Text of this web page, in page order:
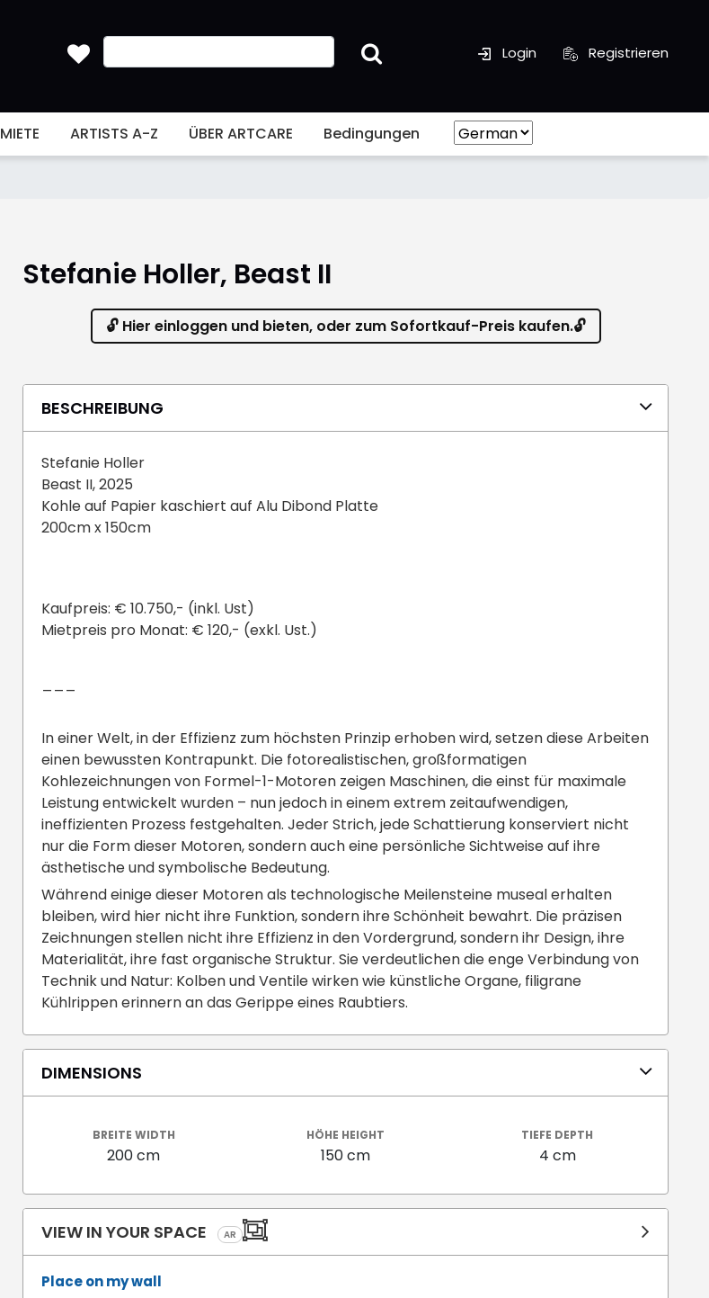
Registrieren
Login
MIETE ARTISTS A-Z ÜBER ARTCARE Bedingungen
Stefanie Holler, Beast II
🔓 Hier einloggen und bieten, oder zum Sofortkauf-Preis kaufen.🔓
BESCHREIBUNG
Stefanie Holler
Beast II, 2025
Kohle auf Papier kaschiert auf Alu Dibond Platte
200cm x 150cm
Kaufpreis: € 10.750,- (inkl. Ust)
Mietpreis pro Monat: € 120,- (exkl. Ust.)
In einer Welt, in der Effizienz zum höchsten Prinzip erhoben wird, setzen diese Arbeiten
einen bewussten Kontrapunkt. Die fotorealistischen, großformatigen
Kohlezeichnungen von Formel-1-Motoren zeigen Maschinen, die einst für maximale
Leistung entwickelt wurden – nun jedoch in einem extrem zeitaufwendigen,
ineffizienten Prozess festgehalten. Jeder Strich, jede Schattierung konserviert nicht
nur die Form dieser Motoren, sondern auch eine persönliche Sichtweise auf ihre
ästhetische und symbolische Bedeutung.
Während einige dieser Motoren als technologische Meilensteine museal erhalten
bleiben, wird hier nicht ihre Funktion, sondern ihre Schönheit bewahrt. Die präzisen
Zeichnungen stellen nicht ihre Effizienz in den Vordergrund, sondern ihr Design, ihre
Materialität, ihre fast organische Struktur. Sie verdeutlichen die enge Verbindung von
Technik und Natur: Kolben und Ventile wirken wie künstliche Organe, filigrane
Kühlrippen erinnern an das Gerippe eines Raubtiers.
DIMENSIONS
BREITE WIDTH
200 cm
HÖHE HEIGHT
150 cm
TIEFE DEPTH
4 cm
VIEW IN YOUR SPACE AR
Place on my wall